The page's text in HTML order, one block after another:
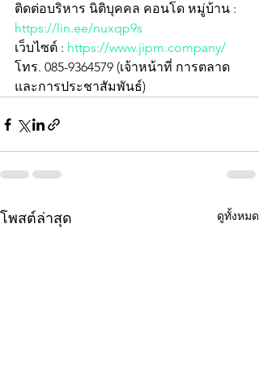
ติดต่อบริหาร นิติบุคคล คอนโด หมู่บ้าน :
https://lin.ee/nuxqp9s
เว็บไซต์ : https://www.jipm.company/
โทร. 085-9364579 (เจ้าหน้าที่ การตลาด
และการประชาสัมพันธ์)
โพสต์ล่าสุด ดูทั้งหมด